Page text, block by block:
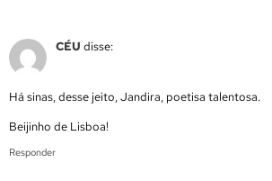
CÉU disse:
Há sinas, desse jeito, Jandira, poetisa talentosa.
Beijinho de Lisboa!
Responder